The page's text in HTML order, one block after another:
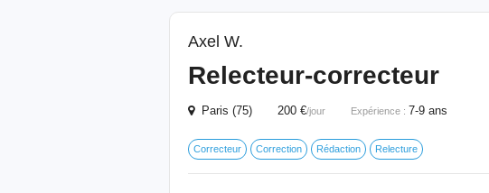
Axel W.
Relecteur-correcteur
Paris (75) 200 €/jour Expérience : 7-9 ans
Correcteur Correction Rédaction Relecture